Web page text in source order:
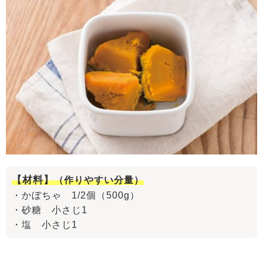
【材料】（作りやすい分量）
・かぼちゃ 1/2個（500g）
・砂糖 小さじ1
・塩 小さじ1